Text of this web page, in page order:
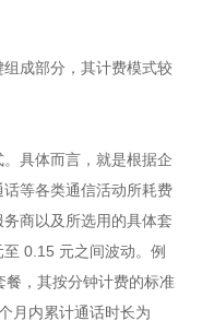
成部分，其计费模式较
具体而言，就是根据企
等各类通信活动所耗费
商以及所选用的具体套
0.15 元之间波动。例
餐，其按分钟计费的标准
月内累计通话时长为